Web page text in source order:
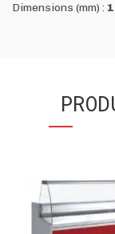
Dimensions (mm) :